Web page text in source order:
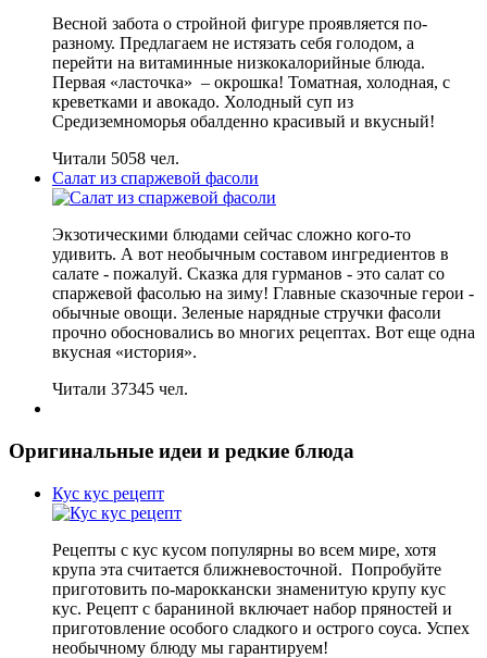
Весной забота о стройной фигуре проявляется по-
разному. Предлагаем не истязать себя голодом, а
перейти на витаминные низкокалорийные блюда.
Первая «ласточка» – окрошка! Томатная, холодная, с
креветками и авокадо. Холодный суп из
Средиземноморья обалденно красивый и вкусный!
Читали 5058 чел.
Салат из спаржевой фасоли
Экзотическими блюдами сейчас сложно кого-то
удивить. А вот необычным составом ингредиентов в
салате - пожалуй. Сказка для гурманов - это салат со
спаржевой фасолью на зиму! Главные сказочные герои -
обычные овощи. Зеленые нарядные стручки фасоли
прочно обосновались во многих рецептах. Вот еще одна
вкусная «история».
Читали 37345 чел.
Оригинальные идеи и редкие блюда
Кус кус рецепт
Рецепты с кус кусом популярны во всем мире, хотя
крупа эта считается ближневосточной. Попробуйте
приготовить по-мароккански знаменитую крупу кус
кус. Рецепт с бараниной включает набор пряностей и
приготовление особого сладкого и острого соуса. Успех
необычному блюду мы гарантируем!